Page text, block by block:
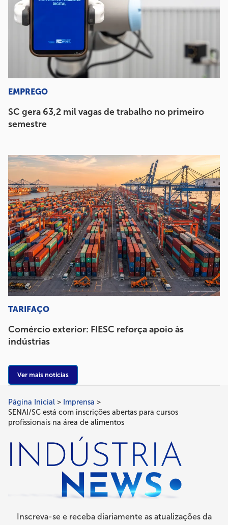
EMPREGO
SC gera 63,2 mil vagas de trabalho no primeiro
semestre
TARIFAÇO
Comércio exterior: FIESC reforça apoio às
indústrias
Ver mais notícias
Trilha
de
navegação
Página Inicial
Imprensa
SENAI/SC está com inscrições abertas para cursos
profissionais na área de alimentos
Inscreva-se e receba diariamente as atualizações da